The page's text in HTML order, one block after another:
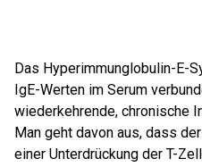
Das Hyperimmunglobulin-E-
IgE-Werten im Serum
wiederkehrende, chronische
Man geht davon aus, dass
einer Unterdrückung der T-